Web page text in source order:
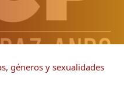
géneros y sexualidades